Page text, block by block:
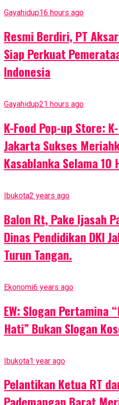
Gayahidup16 hours ago
Resmi Berdiri, PT
Siap Perkuat
Indonesia
Gayahidup21 hours ago
K-Food Pop-up Store:
Jakarta Sukses
Kasablanka Selama 10
Ibukota2 years ago
Balon Rt, Pake Ijasah
Dinas Pendidikan DKI
Turun Tangan.
Ekonomi6 years ago
EW: Slogan Pertamina
Hati” Bukan Slogan
Ibukota1 year ago
Pelantikan Ketua RT